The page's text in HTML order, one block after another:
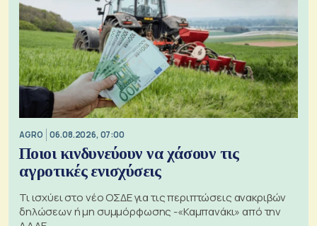
AGRO 06.08.2026, 07:00
Ποιοι κινδυνεύουν να χάσουν τις
αγροτικές ενισχύσεις
Τι ισχύει στο νέο ΟΣΔΕ για τις περιπτώσεις ανακριβών
δηλώσεων ή μη συμμόρφωσης -«Καμπανάκι» από την